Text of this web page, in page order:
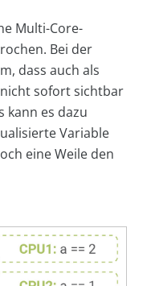
Multi-Core-
Bei der
dass auch als
sofort sichtbar
kann es dazu
Variable
eine Weile den